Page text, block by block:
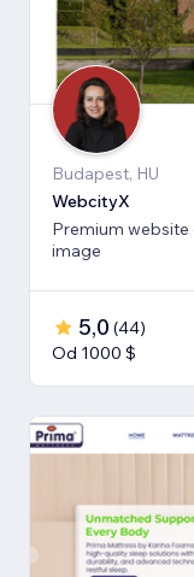
Budapest, HU
WebcityX
Premium
image
5,0 (44)
Od 1000 $